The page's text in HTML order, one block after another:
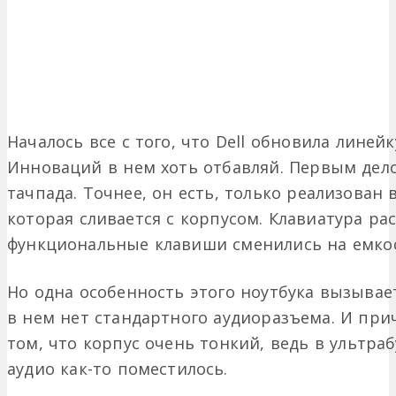
Началось все с того, что Dell обновила
Инноваций в нем хоть отбавляй. Первым
тачпада. Точнее, он есть, только
которая сливается с корпусом. Клавиатура
функциональные клавиши сменились на
Но одна особенность этого ноутбука
в нем нет стандартного аудиоразъема. И
том, что корпус очень тонкий, ведь в
аудио как-то поместилось.